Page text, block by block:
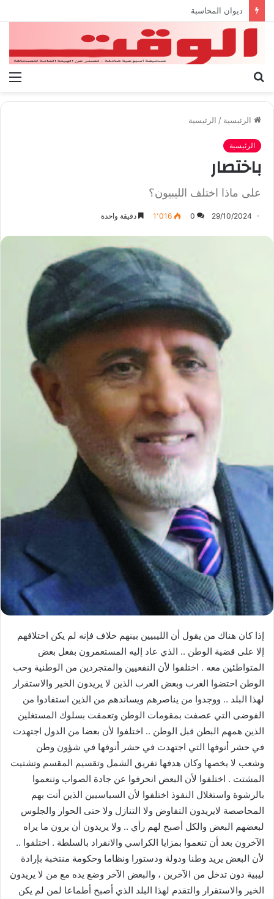
بيان الإتحاد الوطنى العام لعمال ليبيا
الرئيسية / الرئيسية
الرئيسية
باختصار
على ماذا اختلف الليبيون؟
29/10/2024
0 1٬016 دقيقة واحدة
إذا كان هناك من يقول أن الليبيين بينهم خلاف فإنه لم يكن اختلافهم
إلا على قضية الوطن .. الذي عاد إليه المستعمرون بفعل بعض
المتواطئين معه . اختلفوا لأن النفعيين والمتجردين من الوطنية وحب
الوطن احتضوا الغرب وبعض العرب الذين لا يريدون الخير والاستقرار
لهذا البلد .. ووجدوا من يناصرهم ويساندهم من الذين استفادوا من
الفوضى التي عصفت بمقومات الوطن وتعمقت بسلوك المستغلين
الذين همهم البطن قبل الوطن .. اختلفوا لأن بعضا من الدول اجتهدت
في حشر أنوفها التي اجتهدت في حشر أنوفها في شؤون وطن
وشعب لا يخصها وكان هدفها تفريق الشمل وتقسيم المقسم وتشتيت
المشتت . اختلفوا لأن البعض انحرفوا عن جادة الصواب وتنعموا
بالرشوة واستغلال النفوذ اختلفوا لأن السياسيين الذين أتت بهم
المحاصصة لايريدون التفاوض ولا التنازل ولا حتى الحوار والجلوس
لبعضهم البعض والكل أصبح لهم رأي .. ولا يريدون أن يرون ما يراه
الآخرون بعد أن تنعموا بمزايا الكراسي والانفراد بالسلطة . اختلفوا ..
لأن البعض يريد وطنا ودولة ودستورا ونظاما وحكومة منتخبة بإرادة
ليبية دون تدخل من الآخرين ، والبعض الآخر وضع يده مع من لا يريدون
الخير والاستقرار والتقدم لهذا البلد الذي أصبح أطماعا لمن لم يكن